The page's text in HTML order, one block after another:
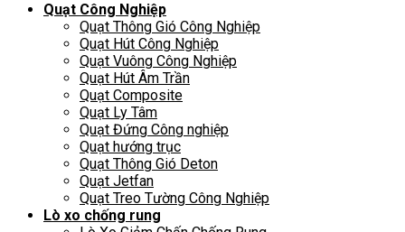
Quạt Công Nghiệp
Quạt Thông Gió Công Nghiệp
Quạt Hút Công Nghiệp
Quạt Vuông Công Nghiệp
Quạt Hút Âm Trần
Quạt Composite
Quạt Ly Tâm
Quạt Đứng Công nghiệp
Quạt hướng trục
Quạt Thông Gió Deton
Quạt Jetfan
Quạt Treo Tường Công Nghiệp
Lò xo chống rung